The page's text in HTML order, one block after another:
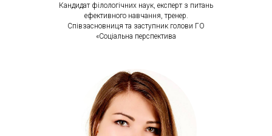
Кандидат філологічних наук, експерт з питань
ефективного навчання, тренер.
Співзасновниця та заступник голови ГО
«Соціальна перспектива